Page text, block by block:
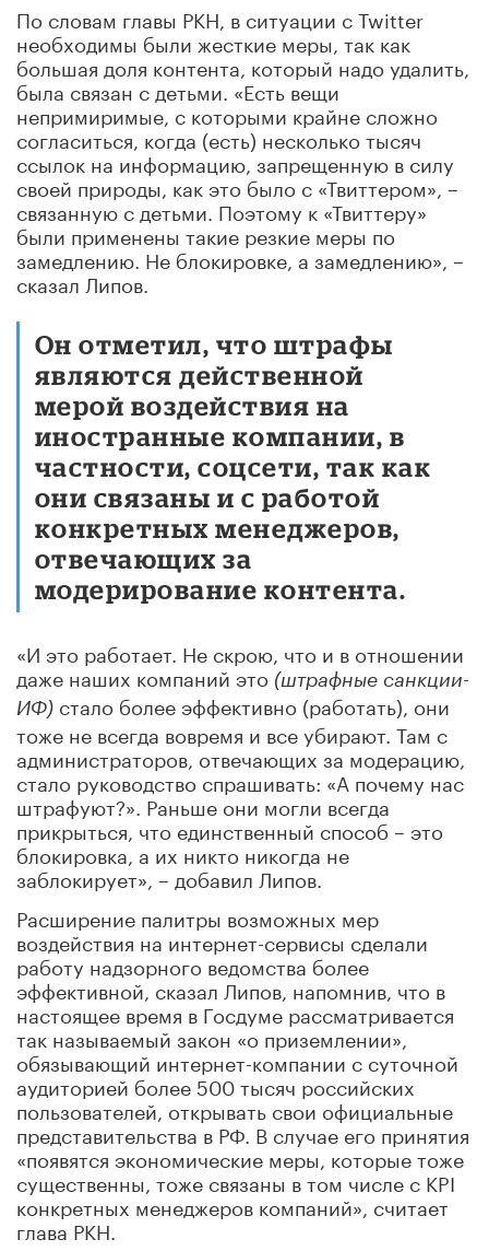
По словам главы РКН, в ситуации с Twitter
необходимы были жесткие меры, так как
большая доля контента, который надо удалить,
была связан с детьми. «Есть вещи
непримиримые, с которыми крайне сложно
согласиться, когда (есть) несколько тысяч
ссылок на информацию, запрещенную в силу
своей природы, как это было с «Твиттером», –
связанную с детьми. Поэтому к «Твиттеру»
были применены такие резкие меры по
замедлению. Не блокировке, а замедлению», –
сказал Липов.
Он отметил, что штрафы
являются действенной
мерой воздействия на
иностранные компании, в
частности, соцсети, так как
они связаны и с работой
конкретных менеджеров,
отвечающих за
модерирование контента.
«И это работает. Не скрою, что и в отношении
даже наших компаний это (штрафные санкции-
ИФ) стало более эффективно (работать), они
тоже не всегда вовремя и все убирают. Там с
администраторов, отвечающих за модерацию,
стало руководство спрашивать: «А почему нас
штрафуют?». Раньше они могли всегда
прикрыться, что единственный способ – это
блокировка, а их никто никогда не
заблокирует», – добавил Липов.
Расширение палитры возможных мер
воздействия на интернет-сервисы сделали
работу надзорного ведомства более
эффективной, сказал Липов, напомнив, что в
настоящее время в Госдуме рассматривается
так называемый закон «о приземлении»,
обязывающий интернет-компании с суточной
аудиторией более 500 тысяч российских
пользователей, открывать свои официальные
представительства в РФ. В случае его принятия
«появятся экономические меры, которые тоже
существенны, тоже связаны в том числе с KPI
конкретных менеджеров компаний», считает
глава РКН.